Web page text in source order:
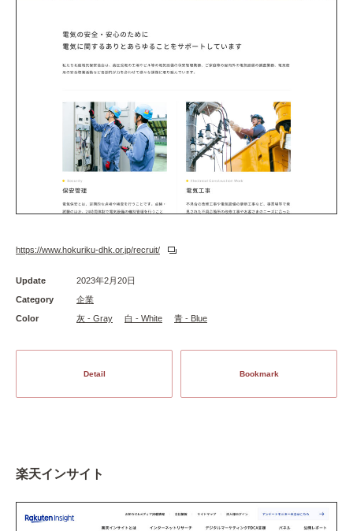
https://www.hokuriku-dhk.or.jp/recruit/
Update
2023年2月20日
Category
企業
Color
灰 - Gray 白 - White 青 - Blue
Detail Bookmark
楽天インサイト